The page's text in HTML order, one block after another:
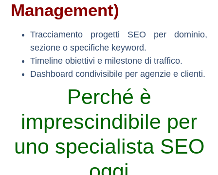
Management)
Tracciamento progetti SEO per dominio,
sezione o specifiche keyword.
Timeline obiettivi e milestone di traffico.
Dashboard condivisibile per agenzie e clienti.
Perché è
imprescindibile per
uno specialista SEO